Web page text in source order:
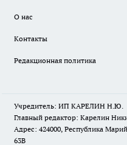
О нас
Контакты
Редакционная политика
Учредитель: ИП КАРЕЛИН Н.Ю.
Главный редактор: Карелин
Адрес: 424000, Республика
63В